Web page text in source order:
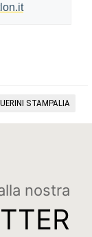
STAMPALIA
nostra